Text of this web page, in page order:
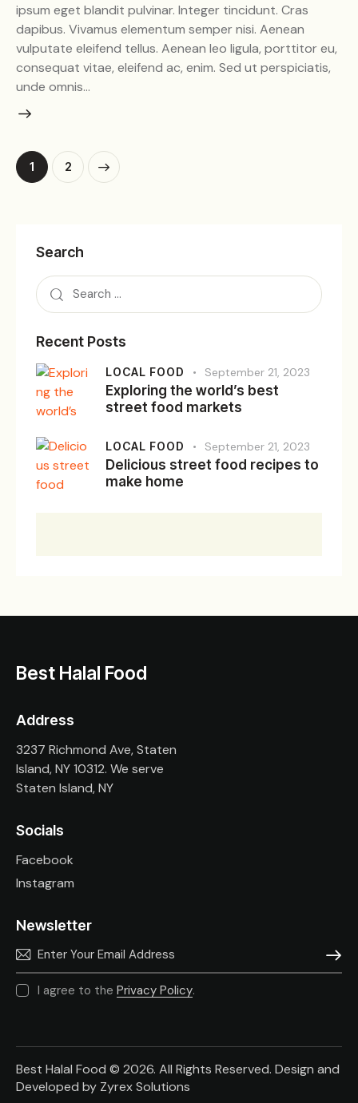
ipsum eget blandit pulvinar. Integer tincidunt. Cras
dapibus. Vivamus elementum semper nisi. Aenean
vulputate eleifend tellus. Aenean leo ligula, porttitor eu,
consequat vitae, eleifend ac, enim. Sed ut perspiciatis,
unde omnis…
1 2
Search
Recent Posts
LOCAL FOOD September 21, 2023
Exploring the world’s best
street food markets
LOCAL FOOD September 21, 2023
Delicious street food recipes to
make home
Best Halal Food
Address
3237 Richmond Ave, Staten
Island, NY 10312. We serve
Staten Island, NY
Socials
Facebook
Instagram
Newsletter
I agree to the Privacy Policy.
Best Halal Food © 2026. All Rights Reserved. Design and
Developed by Zyrex Solutions